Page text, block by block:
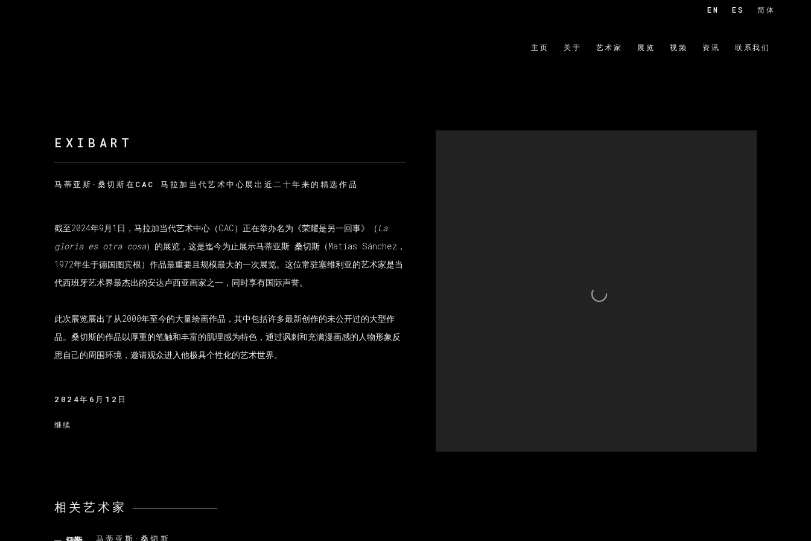
主页 关于 艺术家 展览 视频 资讯 联系我们
EN ES 简体
EXIBART
马蒂亚斯·桑切斯在CAC 马拉加当代艺术中心展出近二十年来的精选作品
截至2024年9月1日，马拉加当代艺术中心（CAC）正在举办名为《荣耀是另一回事》（La
gloria es otra cosa）的展览，这是迄今为止展示马蒂亚斯·桑切斯（Matías Sánchez，
1972年生于德国图宾根）作品最重要且规模最大的一次展览。这位常驻塞维利亚的艺术家是当
代西班牙艺术界最杰出的安达卢西亚画家之一，同时享有国际声誉。
此次展览展出了从2000年至今的大量绘画作品，其中包括许多最新创作的未公开过的大型作
品。桑切斯的作品以厚重的笔触和丰富的肌理感为特色，通过讽刺和充满漫画感的人物形象反
思自己的周围环境，邀请观众进入他极具个性化的艺术世界。
2024年6月12日
继续
相关艺术家
马蒂亚斯·桑切斯